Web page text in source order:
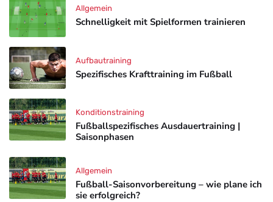
Schnelligkeit mit Spielformen trainieren
Allgemein
Spezifisches Krafttraining im Fußball
Aufbautraining
Fußballspezifisches Ausdauertraining |
Saisonphasen
Konditionstraining
Fußball-Saisonvorbereitung – wie plane ich
sie erfolgreich?
Allgemein